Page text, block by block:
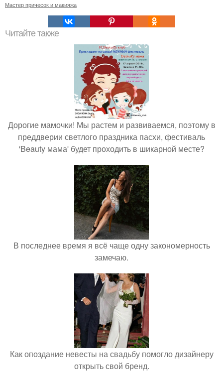
Мастер причесок и макияжа
Читайте также
Дорогие мамочки! Мы растем и развиваемся, поэтому в
преддверии светлого праздника пасхи, фестиваль
'Beauty мама' будет проходить в шикарной месте?
В последнее время я всё чаще одну закономерность
замечаю.
Как опоздание невесты на свадьбу помогло дизайнеру
открыть свой бренд.